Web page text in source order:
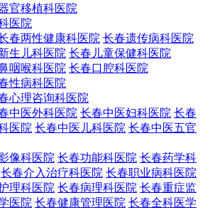
官移植科医院
医院
春两性健康科医院 长春遗传病科医院
生儿科医院 长春儿童保健科医院
咽喉科医院 长春口腔科医院
性病科医院
心理咨询科医院
中医外科医院 长春中医妇科医院 长春
医院 长春中医儿科医院 长春中医五官
像科医院 长春功能科医院 长春药学科
长春介入治疗科医院 长春职业病科医院
理科医院 长春病理科医院 长春重症监
医院 长春健康管理医院 长春全科医学